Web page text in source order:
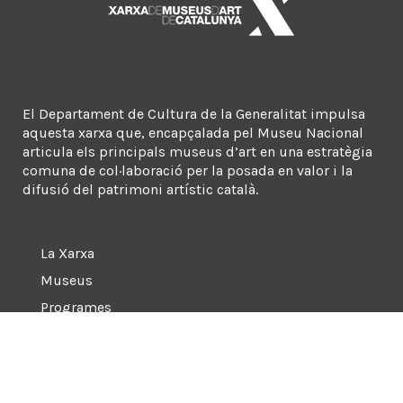
El Departament de Cultura de la Generalitat impulsa
aquesta xarxa que, encapçalada pel Museu Nacional
articula els principals museus d’art en una estratègia
comuna de col·laboració per la posada en valor i la
difusió del patrimoni artístic català.
La Xarxa
Museus
Programes